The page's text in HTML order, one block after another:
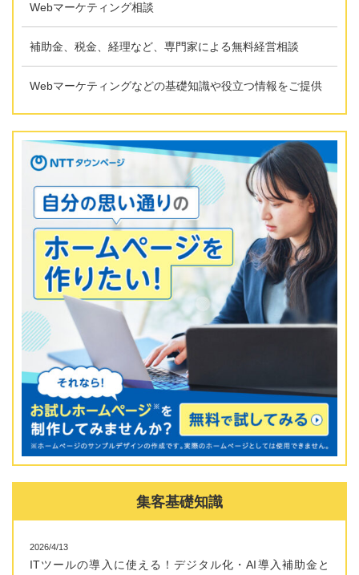
Webマーケティング相談
補助金、税金、経理など、専門家による無料経営相談
Webマーケティングなどの基礎知識や役立つ情報をご提供
集客基礎知識
2026/4/13
ITツールの導入に使える！デジタル化・AI導入補助金と